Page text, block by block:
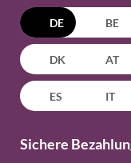
DE BE
DK AT
ES IT
Sichere